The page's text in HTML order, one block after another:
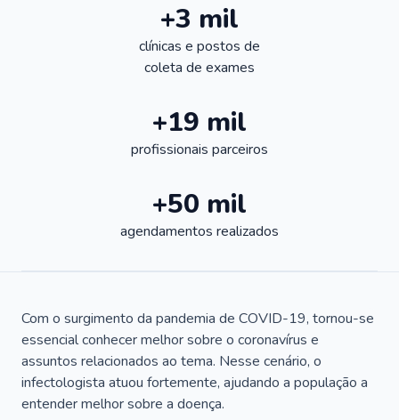
+3 mil
clínicas e postos de
coleta de exames
+19 mil
profissionais parceiros
+50 mil
agendamentos realizados
Com o surgimento da pandemia de COVID-19, tornou-se
essencial conhecer melhor sobre o coronavírus e
assuntos relacionados ao tema. Nesse cenário, o
infectologista atuou fortemente, ajudando a população a
entender melhor sobre a doença.